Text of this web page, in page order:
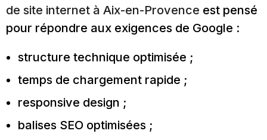
de site internet à Aix-en-Provence est pensé
pour répondre aux exigences de Google :
structure technique optimisée ;
temps de chargement rapide ;
responsive design ;
balises SEO optimisées ;